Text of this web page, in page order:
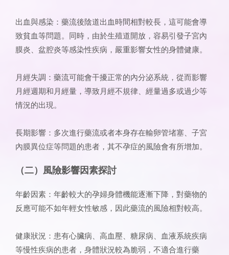
出血與感染：藥流後陰道出血時間相對較長，這可能會導
致貧血等問題。同時，由於生殖道開放，容易引發子宮內
膜炎、盆腔炎等感染性疾病，嚴重影響女性的身體健康。
月經失調：藥流可能會干擾正常的內分泌系統，從而影響
月經週期和月經量，導致月經不規律、經量過多或過少等
情況的出現。
長期影響：多次進行藥流或者本身存在輸卵管堵塞、子宮
內膜異位症等問題的患者，其不孕症的風險會有所增加。
（二）風險影響因素探討
年齡因素：年齡較大的孕婦身體機能逐漸下降，對藥物的
反應可能不如年輕女性敏感，因此藥流的風險相對較高。
健康狀況：患有心臟病、高血壓、糖尿病、血液系統疾病
等慢性疾病的患者，身體狀況較為脆弱，不適合進行藥